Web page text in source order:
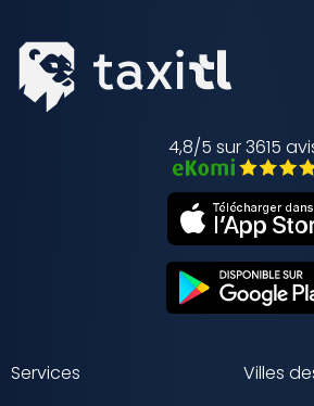
4,8/5 sur 3615
Services
Villes